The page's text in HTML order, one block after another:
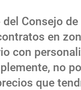
Consejo
en
con
no
que